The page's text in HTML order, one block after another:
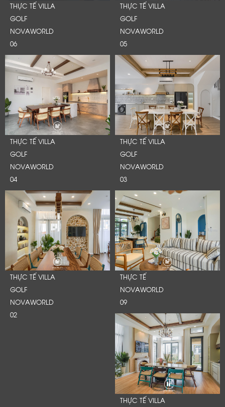
THỰC TẾ VILLA
GOLF
NOVAWORLD
06
THỰC TẾ VILLA
GOLF
NOVAWORLD
05
THỰC TẾ VILLA
GOLF
NOVAWORLD
04
THỰC TẾ VILLA
GOLF
NOVAWORLD
03
THỰC TẾ VILLA
GOLF
NOVAWORLD
02
THỰC TẾ
NOVAWORLD
09
THỰC TẾ VILLA